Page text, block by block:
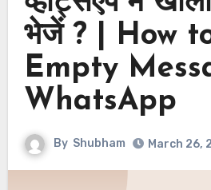
भेजें ? | How
Empty
WhatsApp
By Shubham March 26,